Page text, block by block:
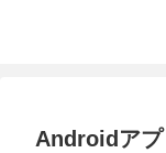
Androidアプ